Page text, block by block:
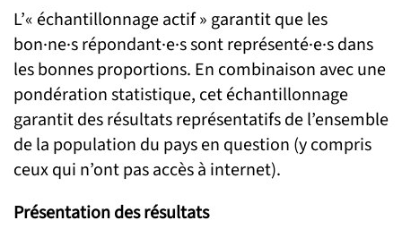
L’« échantillonnage actif » garantit que les
bon·ne·s répondant·e·s sont représenté·e·s dans
les bonnes proportions. En combinaison avec une
pondération statistique, cet échantillonnage
garantit des résultats représentatifs de l’ensemble
de la population du pays en question (y compris
ceux qui n’ont pas accès à internet).
Présentation des résultats